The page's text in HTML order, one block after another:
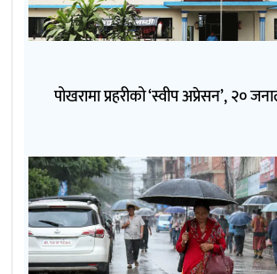
पोखरामा प्रहरीको ‘स्वीप अप्रेसन’, २०